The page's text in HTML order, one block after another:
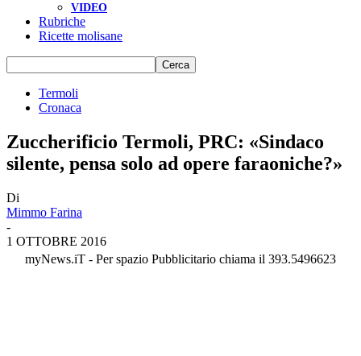
VIDEO
Rubriche
Ricette molisane
Termoli
Cronaca
Zuccherificio Termoli, PRC: «Sindaco
silente, pensa solo ad opere faraoniche?»
Di
Mimmo Farina
-
1 OTTOBRE 2016
myNews.iT - Per spazio Pubblicitario chiama il 393.5496623